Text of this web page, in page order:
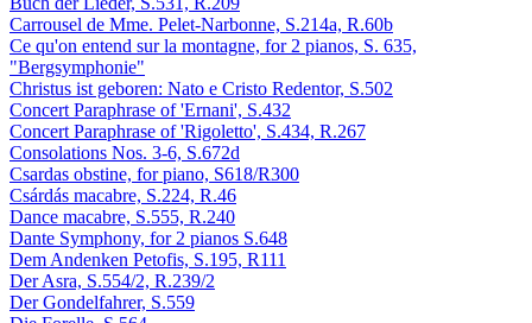
Carrousel de Mme. Pelet-Narbonne, S.214a, R.60b
Ce qu'on entend sur la montagne, for 2 pianos, S. 635,
"Bergsymphonie"
Christus ist geboren: Nato e Cristo Redentor, S.502
Concert Paraphrase of 'Ernani', S.432
Concert Paraphrase of 'Rigoletto', S.434, R.267
Consolations Nos. 3-6, S.672d
Csardas obstine, for piano, S618/R300
Csárdás macabre, S.224, R.46
Dance macabre, S.555, R.240
Dante Symphony, for 2 pianos S.648
Dem Andenken Petofis, S.195, R111
Der Asra, S.554/2, R.239/2
Der Gondelfahrer, S.559